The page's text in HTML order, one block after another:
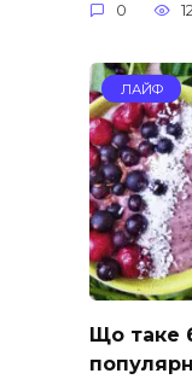
0
ЛАЙФ
Що таке